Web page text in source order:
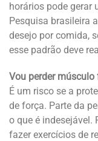
horários pode gerar
Pesquisa brasileira
desejo por comida,
esse padrão deve
Vou perder
É um risco se a
de força. Parte da
o que é indesejável.
fazer exercícios de